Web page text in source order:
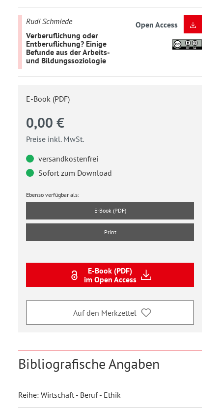
Rudi Schmiede
Verberuflichung oder
Entberuflichung? Einige
Befunde aus der Arbeits-
und Bildungssoziologie
Open Access
E-Book (PDF)
0,00 €
Preise inkl. MwSt.
versandkostenfrei
Sofort zum Download
Ebenso verfügbar als:
E-Book (PDF)
Print
E-Book (PDF)
im Open Access
Auf den Merkzettel
Bibliografische Angaben
Reihe: Wirtschaft - Beruf - Ethik